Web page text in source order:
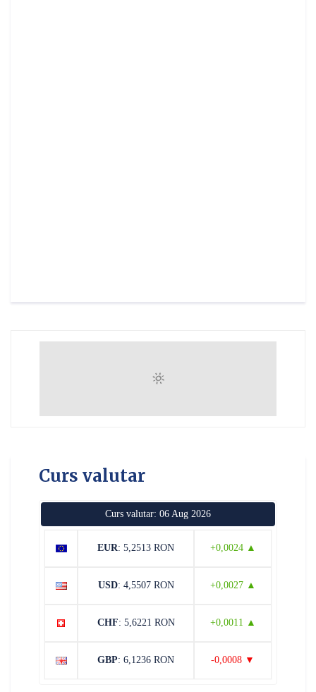
Curs valutar
Curs valutar: 06 Aug 2026
EUR: 5,2513 RON +0,0024 ▲
USD: 4,5507 RON +0,0027 ▲
CHF: 5,6221 RON +0,0011 ▲
GBP: 6,1236 RON -0,0008 ▼